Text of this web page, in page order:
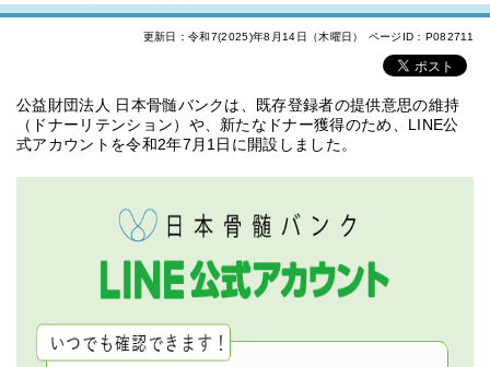
更新日：令和7(2025)年8月14日（木曜日） ページID：P082711
公益財団法人 日本骨髄バンクは、既存登録者の提供意思の維持
（ドナーリテンション）や、新たなドナー獲得のため、LINE公
式アカウントを令和2年7月1日に開設しました。